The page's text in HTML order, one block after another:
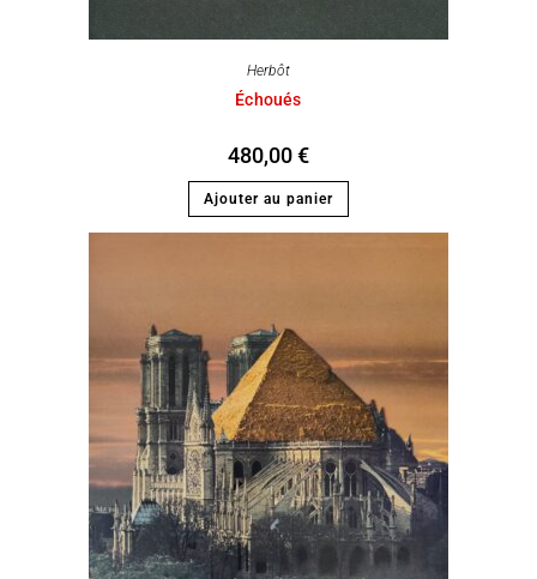
Herbôt
Échoués
480,00€
Ajouter au panier